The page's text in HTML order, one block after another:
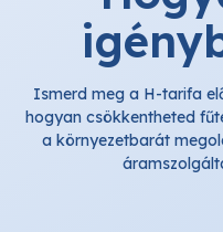
Ismerd meg a H-tarifa
hogyan csökkentheted
a környezetbarát